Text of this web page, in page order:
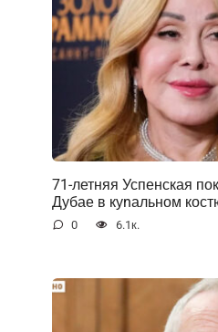
71-летняя Успенская
Дубае в куnальном
0 6.1к.